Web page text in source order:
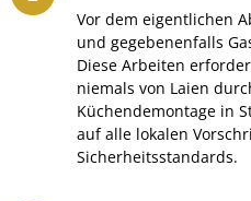
Vor dem eigentlichen
und gegebenenfalls
Diese Arbeiten
niemals von Laien
Küchendemontage in
auf alle lokalen
Sicherheitsstandards.